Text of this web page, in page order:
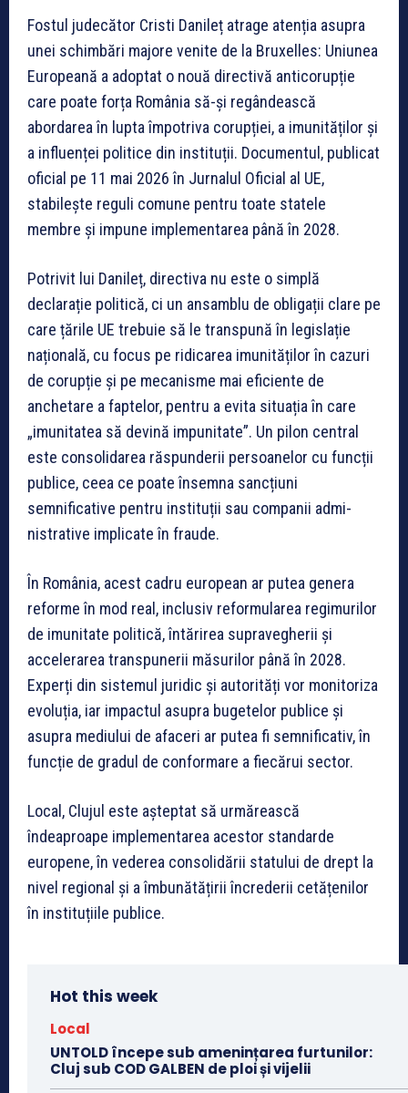
Fostul judecător Cristi Danileț atrage atenția asupra
unei schimbări majore venite de la Bruxelles: Uniunea
Europeană a adoptat o nouă directivă anticorupție
care poate forța România să-și regândească
abordarea în lupta împotriva corupției, a imunităților și
a influenței politice din instituții. Documentul, publicat
oficial pe 11 mai 2026 în Jurnalul Oficial al UE,
stabilește reguli comune pentru toate statele
membre și impune implementarea până în 2028.
Potrivit lui Danileț, directiva nu este o simplă
declarație politică, ci un ansamblu de obligații clare pe
care țările UE trebuie să le transpună în legislație
națională, cu focus pe ridicarea imunităților în cazuri
de corupție și pe mecanisme mai eficiente de
anchetare a faptelor, pentru a evita situația în care
„imunitatea să devină impunitate”. Un pilon central
este consolidarea răspunderii persoanelor cu funcții
publice, ceea ce poate însemna sancțiuni
semnificative pentru instituții sau companii admi­
nistrative implicate în fraude.
În România, acest cadru european ar putea genera
reforme în mod real, inclusiv reformularea regimurilor
de imunitate politică, întărirea supravegherii și
accelerarea transpunerii măsurilor până în 2028.
Experți din sistemul juridic și autorități vor monitoriza
evoluția, iar impactul asupra bugetelor publice și
asupra mediului de afaceri ar putea fi semnificativ, în
funcție de gradul de conformare a fiecărui sector.
Local, Clujul este așteptat să urmărească
îndeaproape implementarea acestor standarde
europene, în vederea consolidării statului de drept la
nivel regional și a îmbunătățirii încrederii cetățenilor
în instituțiile publice.
Hot this week
Local
UNTOLD începe sub amenințarea furtunilor:
Cluj sub COD GALBEN de ploi și vijelii